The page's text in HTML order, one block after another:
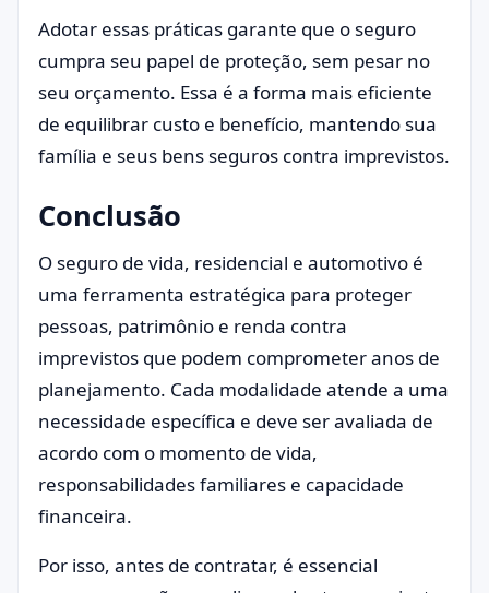
Adotar essas práticas garante que o seguro
cumpra seu papel de proteção, sem pesar no
seu orçamento. Essa é a forma mais eficiente
de equilibrar custo e benefício, mantendo sua
família e seus bens seguros contra imprevistos.
Conclusão
O seguro de vida, residencial e automotivo é
uma ferramenta estratégica para proteger
pessoas, patrimônio e renda contra
imprevistos que podem comprometer anos de
planejamento. Cada modalidade atende a uma
necessidade específica e deve ser avaliada de
acordo com o momento de vida,
responsabilidades familiares e capacidade
financeira.
Por isso, antes de contratar, é essencial